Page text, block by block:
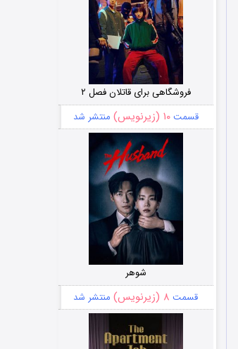
فروشگاهی برای قاتلان فصل ۲
قسمت۱۰ (زیرنویس) منتشر شد
شوهر
قسمت ۸ (زیرنویس) منتشر شد